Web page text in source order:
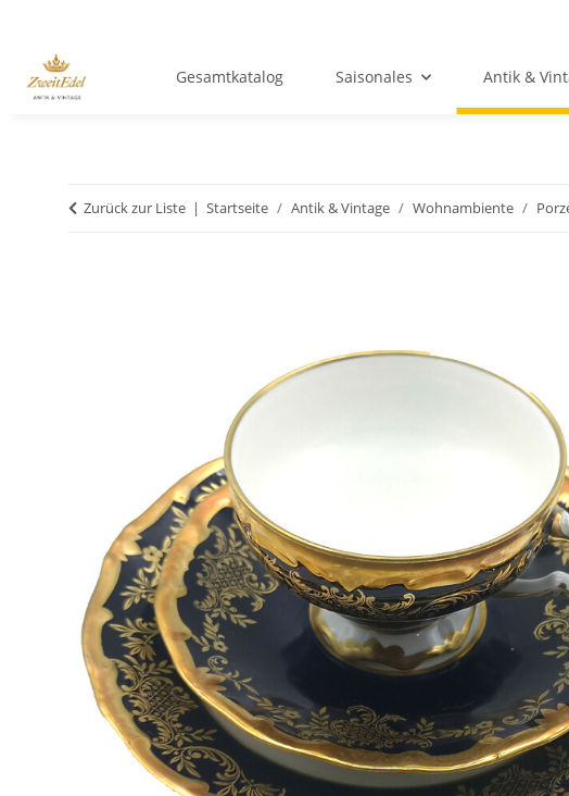
Gesamtkatalog Saisonales Antik &
Zurück zur Liste Startseite Antik & Vintage Wohnambiente